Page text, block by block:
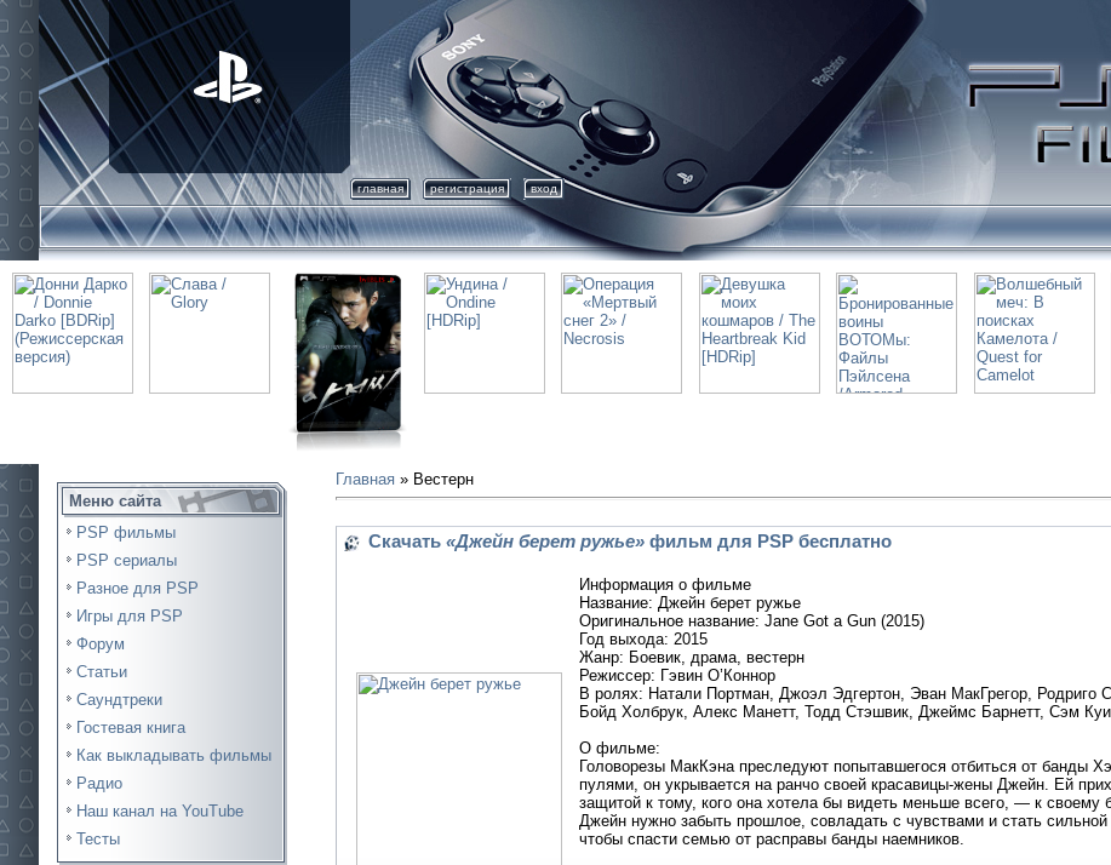
главная регистрация вход
Меню сайта
PSP фильмы
PSP сериалы
Разное для PSP
Игры для PSP
Форум
Статьи
Саундтреки
Гостевая книга
Как выкладывать фильмы
Радио
Наш канал на YouTube
Тесты
Главная » Вестерн
Скачать «Джейн берет ружье» фильм для PSP бесплатно
Информация о фильме
Название: Джейн берет ружье
Оригинальное название: Jane Got a Gun (2015)
Год выхода: 2015
Жанр: Боевик, драма, вестерн
Режиссер: Гэвин О’Коннор
В ролях: Натали Портман, Джоэл Эдгертон, Эван МакГрегор, Родриго
Бойд Холбрук, Алекс Манетт, Тодд Стэшвик, Джеймс Барнетт, Сэм
О фильме:
Головорезы МакКэна преследуют попытавшегося отбиться от банды
пулями, он укрывается на ранчо своей красавицы-жены Джейн. Ей
защитой к тому, кого она хотела бы видеть меньше всего, — к своему
Джейн нужно забыть прошлое, совладать с чувствами и стать
чтобы спасти семью от расправы банды наемников.